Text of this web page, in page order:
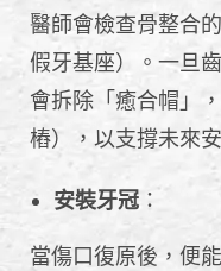
醫師會檢查骨整合
假牙基座）。一旦
會拆除「癒合帽」
樁），以支撐未來
安裝牙冠 ：
當傷口復原後，便